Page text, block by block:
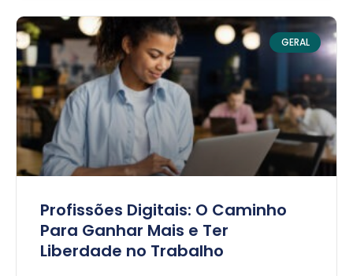
GERAL
Profissões Digitais: O Caminho
Para Ganhar Mais e Ter
Liberdade no Trabalho